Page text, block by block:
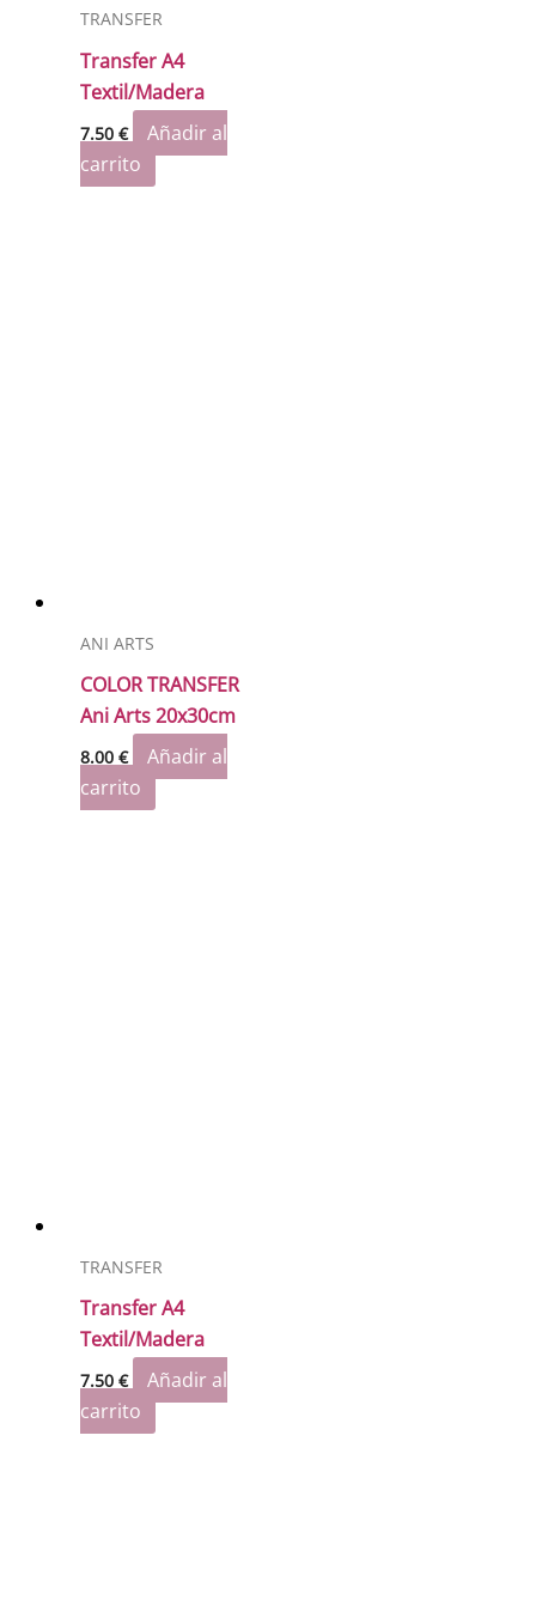
TRANSFER
Transfer A4
Textil/Madera
7.50€
Añadir al
carrito
ANI ARTS
COLOR TRANSFER
Ani Arts 20x30cm
8.00€
Añadir al
carrito
TRANSFER
Transfer A4
Textil/Madera
7.50€
Añadir al
carrito